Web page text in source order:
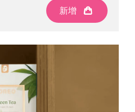
新增
新增
新增
新增
新增